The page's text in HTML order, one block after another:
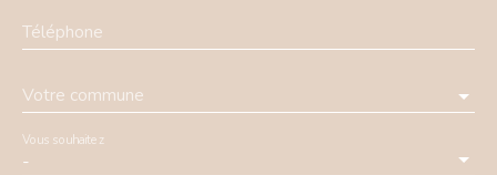
Téléphone
Votre commune
-
Vous souhaitez